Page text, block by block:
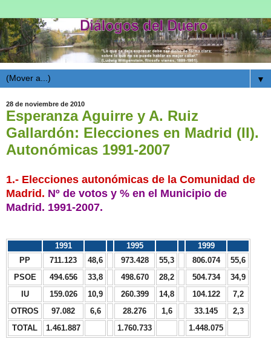
▼
28 de noviembre de 2010
Esperanza Aguirre y A. Ruiz
Gallardón: Elecciones en Madrid (II).
Autonómicas 1991-2007
1.- Elecciones autonómicas de la Comunidad de
Madrid. Nº de votos y % en el Municipio de
Madrid. 1991-2007.
1991 1995
1999
PP
711.123 48,6 973.428 55,3 806.074
55,6
PSOE
494.656 33,8 498.670 28,2 504.734
34,9
IU
159.026 10,9 260.399 14,8 104.122
7,2
OTROS
97.082 6,6 28.276 1,6 33.145
2,3
TOTAL
1.461.887 1.760.733 1.448.075